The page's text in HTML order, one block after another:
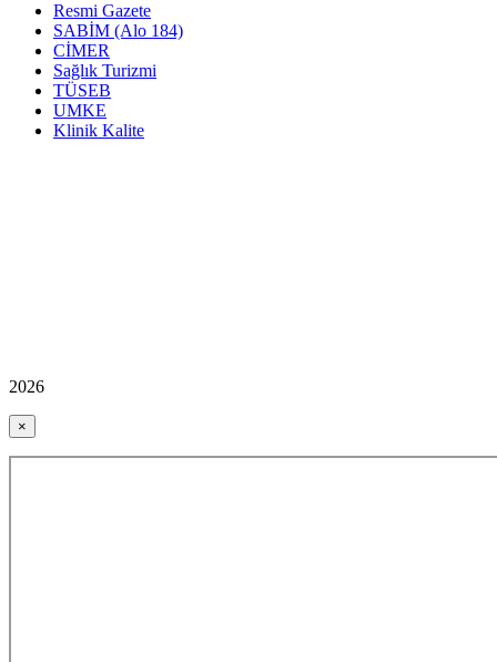
Resmi Gazete
SABİM (Alo 184)
CİMER
Sağlık Turizmi
TÜSEB
UMKE
Klinik Kalite
2026
×